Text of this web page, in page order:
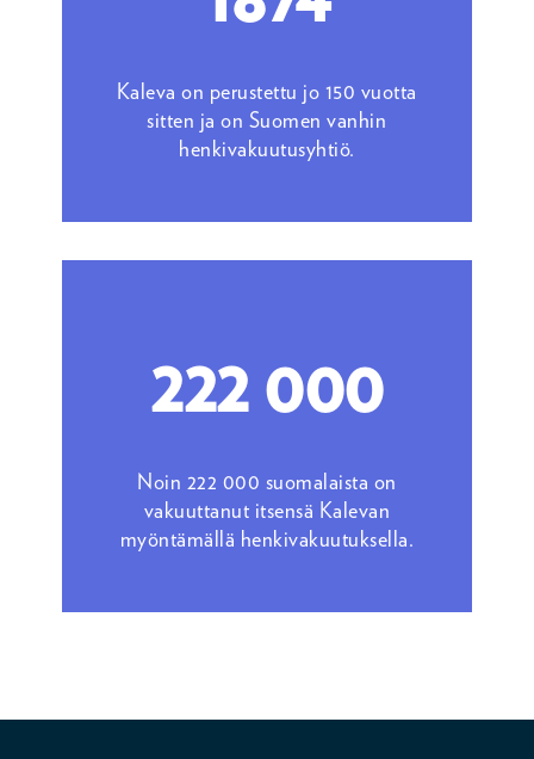
Kaleva on perustettu jo 150 vuotta
sitten ja on Suomen vanhin
henkivakuutusyhtiö.
222 000
Noin 222 000 suomalaista on
vakuuttanut itsensä Kalevan
myöntämällä henkivakuutuksella.